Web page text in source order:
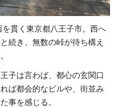
貫く東京都八王子市。西へ
続き、無数の峠が待ち構え
子は言わば、都心の玄関口
ば都会的なビルや、街並み
事を感じる。